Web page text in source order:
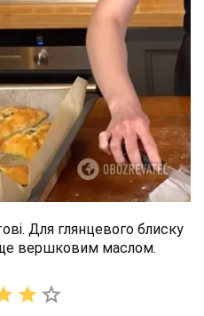
Для глянцевого блиску
вершковим маслом.